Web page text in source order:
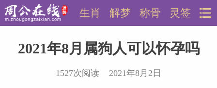
灵签
称骨
解梦
生肖
2021年8月属狗人可以怀孕吗
1527次阅读 2021年8月2日